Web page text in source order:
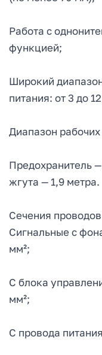
Работа с
функцией;
Широкий
питания: от 3 до
Диапазон рабочих
Предохранитель
жгута — 1,9 метра.
Сечения
Сигнальные с
мм²;
С блока
мм²;
С провода